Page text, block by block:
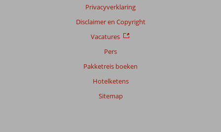
Privacyverklaring
Disclaimer en Copyright
Vacatures
Pers
Pakketreis boeken
Hotelketens
Sitemap